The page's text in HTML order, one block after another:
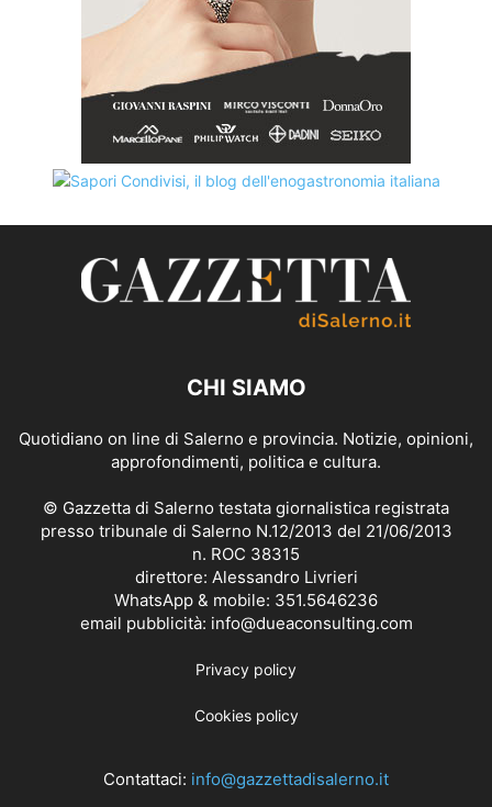
CHI SIAMO
Quotidiano on line di Salerno e provincia. Notizie, opinioni,
approfondimenti, politica e cultura.
© Gazzetta di Salerno testata giornalistica registrata
presso tribunale di Salerno N.12/2013 del 21/06/2013
n. ROC 38315
direttore: Alessandro Livrieri
WhatsApp & mobile: 351.5646236
email pubblicità: info@dueaconsulting.com
Privacy policy
Cookies policy
Contattaci: info@gazzettadisalerno.it